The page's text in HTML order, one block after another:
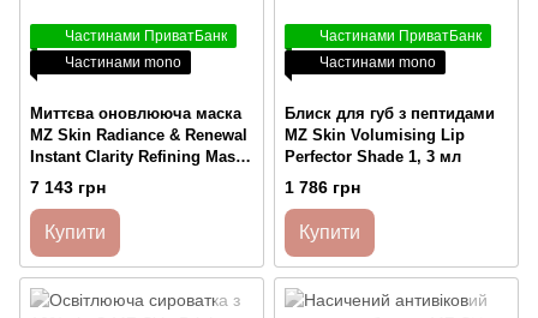
Частинами ПриватБанк
Частинами mono
Миттєва оновлююча маска
MZ Skin Radiance & Renewal
Instant Clarity Refining Mask,
100 мл
7 143 грн
Купити
Частинами ПриватБанк
Частинами mono
Блиск для губ з пептидами
MZ Skin Volumising Lip
Perfector Shade 1, 3 мл
1 786 грн
Купити